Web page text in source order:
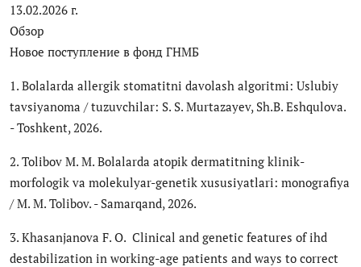
13.02.2026 г.
Обзор
Новое поступление в фонд ГНМБ
1. Bolalarda allergik stomatitni davolash algoritmi: Uslubiy
tavsiyanoma / tuzuvchilar: S. S. Murtazayev, Sh.B. Eshqulova.
- Toshkent, 2026.
2. Tolibov M. M. Bolalarda atopik dermatitning klinik-
morfologik va molekulyar-genetik xususiyatlari: monografiya
/ M. M. Tolibov. - Samarqand, 2026.
3. Khasanjanova F. O. Clinical and genetic features of ihd
destabilization in working-age patients and ways to correct